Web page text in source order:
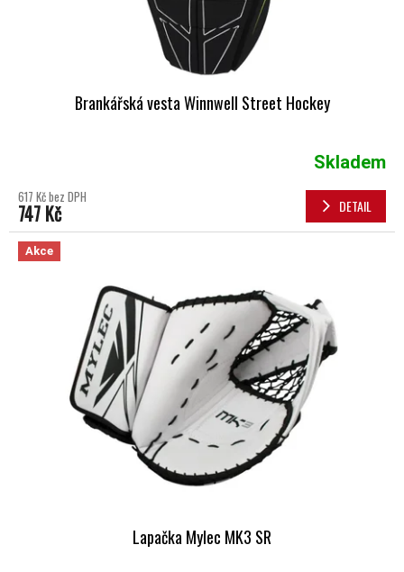
Brankářská vesta Winnwell Street Hockey
Skladem
617 Kč bez DPH
747 Kč DETAIL
Akce
Lapačka Mylec MK3 SR